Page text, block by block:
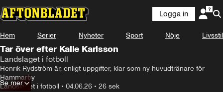
Logga in
Hem Serier Nyheter Sport Nöje Livsstil
Tar över efter Kalle Karlsson
Landslaget i fotboll
Henrik Rydström är, enligt uppgifter, klar som ny huvudtränare för
Hammarby
Landslaget i fotboll • 04.06.26 • 26 sek
Se mer